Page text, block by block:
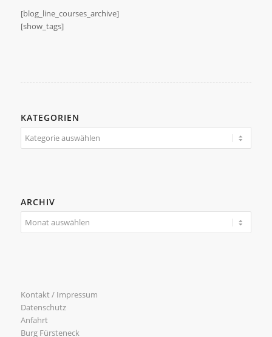
[blog_line_courses_archive]
[show_tags]
KATEGORIEN
Kategorien
ARCHIV
Kontakt / Impressum
Datenschutz
Anfahrt
Burg Fürsteneck